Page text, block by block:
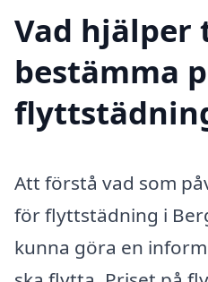
Vad
bestämma
Att förstå vad som
för flyttstädning i
kunna göra en